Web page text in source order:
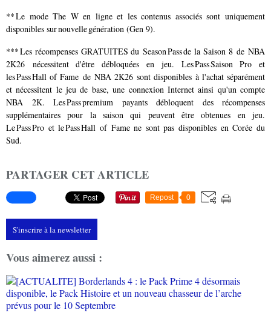
** Le mode The W en ligne et les contenus associés sont uniquement
disponibles sur nouvelle génération (Gen 9).
*** Les récompenses GRATUITES du Season Pass de la Saison 8 de NBA
2K26 nécessitent d'être débloquées en jeu. Les Pass Saison Pro et
les Pass Hall of Fame de NBA 2K26 sont disponibles à l'achat séparément
et nécessitent le jeu de base, une connexion Internet ainsi qu'un compte
NBA 2K. Les Pass premium payants débloquent des récompenses
supplémentaires pour la saison qui peuvent être obtenues en jeu.
Le Pass Pro et le Pass Hall of Fame ne sont pas disponibles en Corée du
Sud.
PARTAGER CET ARTICLE
Repost 0
S'inscrire à la newsletter
Vous aimerez aussi :